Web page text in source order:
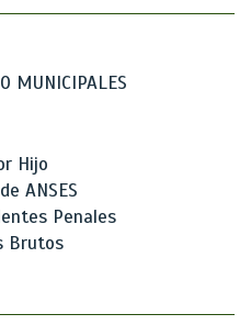
MUNICIPALES
Hijo
ANSES
Penales
Brutos